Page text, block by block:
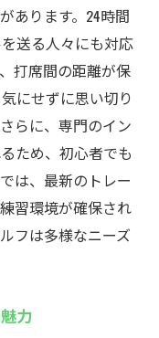
あります。24時間
送る人々にも対応
打席間の距離が保
にせずに思い切り
らに、専門のイン
ため、初心者でも
は、最新のトレー
習環境が確保され
フは多様なニーズ
力